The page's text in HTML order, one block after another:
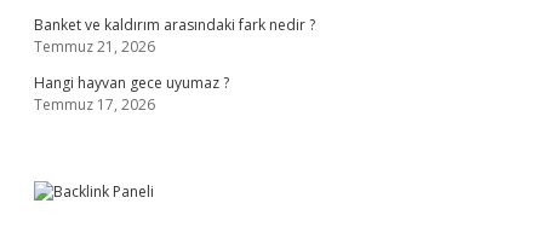
Banket ve kaldırım arasındaki fark nedir ?
Temmuz 21, 2026
Hangi hayvan gece uyumaz ?
Temmuz 17, 2026